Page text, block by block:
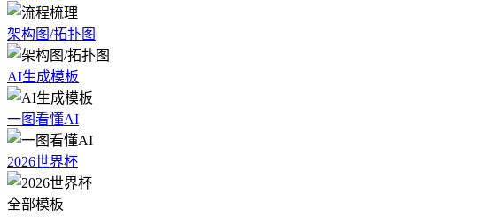
架构图/拓扑图
AI生成模板
一图看懂AI
2026世界杯
全部模板